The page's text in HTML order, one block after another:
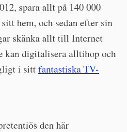
spara allt på 140 000
hem, och sedan efter sin
skänka allt till Internet
kan digitalisera alltihop och
i sittfantastiska TV-
den här